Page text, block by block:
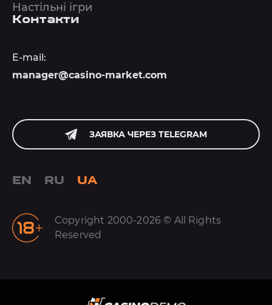
Настільні ігри
Контакти
E-mail:
manager@casino-market.com
ЗАЯВКА ЧЕРЕЗ TELEGRAM
Copyright 2000-2026 © All Rights
Reserved
EN RU UA